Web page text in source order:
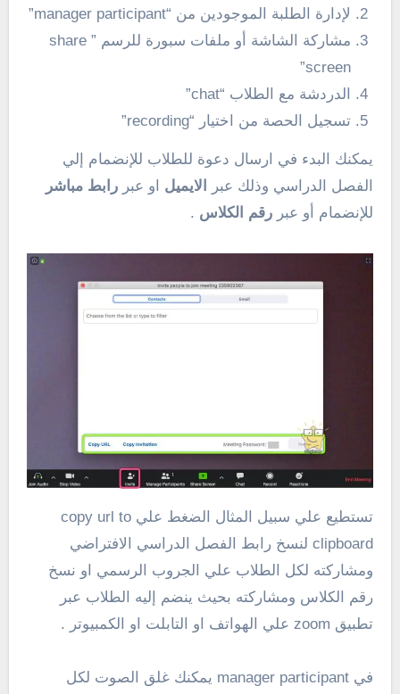
لإدارة الطلبة الموجودين من “manager participant”
مشاركة الشاشة أو ملفات سبورة للرسم ” share
screen”
الدردشة مع الطلاب “chat”
تسجيل الحصة من اختيار “recording”
يمكنك البدء في ارسال دعوة للطلاب للإنضمام إلي
الفصل الدراسي وذلك عبر
الايميل او عبر رابط مباشر
للإنضمام أو عبر رقم الكلاس .
تستطيع علي سبيل المثال الضغط علي copy url to
clipboard لنسخ رابط الفصل الدراسي الافتراضي
ومشاركته لكل الطلاب علي الجروب الرسمي او نسخ
رقم الكلاس ومشاركته بحيث ينضم إليه الطلاب عبر
تطبيق zoom علي الهواتف او التابلت او الكمبيوتر .
في manager participant يمكنك غلق الصوت لكل